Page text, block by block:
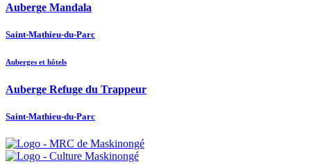
Auberge Mandala
Saint-Mathieu-du-Parc
Auberges et hôtels
Auberge Refuge du Trappeur
Saint-Mathieu-du-Parc